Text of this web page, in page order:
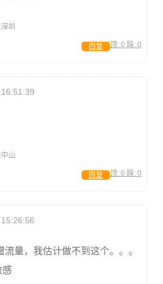
圳
顶: 0 踩: 0
回复
山
顶: 0 踩: 0
回复
量，我估计做不到这个。。。
感